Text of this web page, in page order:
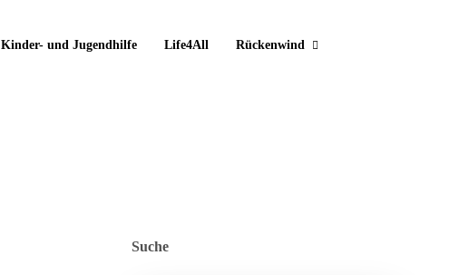
Kinder- und Jugendhilfe Life4All Rückenwind
Suche